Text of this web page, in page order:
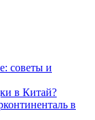
советы и
в Китай?
в